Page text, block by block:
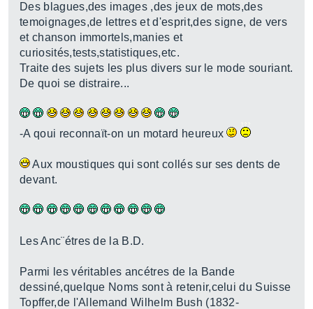
Des blagues,des images ,des jeux de mots,des
temoignages,de lettres et d'esprit,des signe, de vers
et chanson immortels,manies et
curiosités,tests,statistiques,etc.
Traite des sujets les plus divers sur le mode souriant.
De quoi se distraire...
-A qoui reconnaït-on un motard heureux
Aux moustiques qui sont collés sur ses dents de
devant.
Les Anc¨étres de la B.D.
Parmi les véritables ancétres de la Bande
dessiné,quelque Noms sont à retenir,celui du Suisse
Topffer,de l'Allemand Wilhelm Bush (1832-